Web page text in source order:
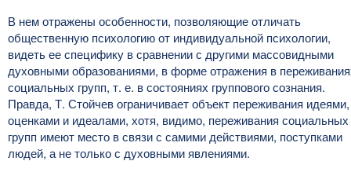
В нем отражены особенности, позволяющие отличать
общественную психологию от индивидуальной психологии,
видеть ее специфику в сравнении с другими массовидными
духовными образованиями, в форме отражения в
социальных групп, т. е. в состояниях группового сознания.
Правда, Т. Стойчев ограничивает объект переживания идеями,
оценками и идеалами, хотя, видимо, переживания социальных
групп имеют место в связи с самими действиями, поступками
людей, а не только с духовными явлениями.